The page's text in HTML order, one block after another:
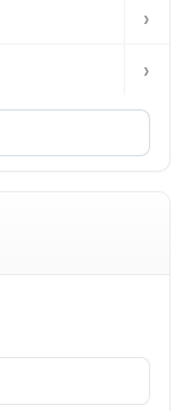
›
›